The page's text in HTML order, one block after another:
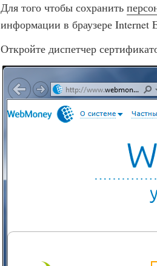
Для того чтобы сохранить
информации в браузере Internet
Откройте диспетчер